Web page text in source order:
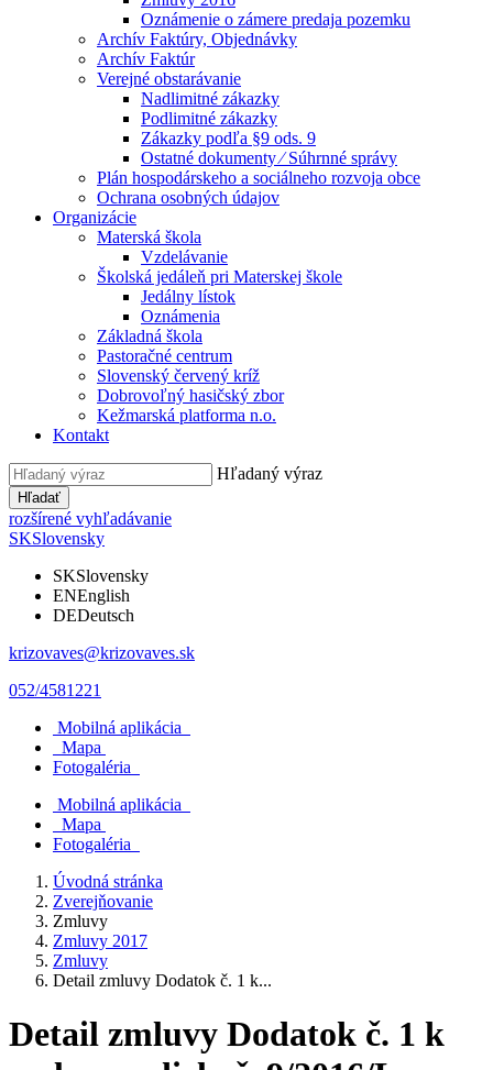
Oznámenie o zámere predaja pozemku
Archív Faktúry, Objednávky
Archív Faktúr
Verejné obstarávanie
Nadlimitné zákazky
Podlimitné zákazky
Zákazky podľa §9 ods. 9
Ostatné dokumenty ⁄ Súhrnné správy
Plán hospodárskeho a sociálneho rozvoja obce
Ochrana osobných údajov
Organizácie
Materská škola
Vzdelávanie
Školská jedáleň pri Materskej škole
Jedálny lístok
Oznámenia
Základná škola
Pastoračné centrum
Slovenský červený kríž
Dobrovoľný hasičský zbor
Kežmarská platforma n.o.
Kontakt
Hľadaný výraz
Hľadať
rozšírené vyhľadávanie
SKSlovensky
SKSlovensky
ENEnglish
DEDeutsch
krizovaves@krizovaves.sk
052/4581221
Mobilná aplikácia
Mapa
Fotogaléria
Mobilná aplikácia
Mapa
Fotogaléria
Úvodná stránka
Zverejňovanie
Zmluvy
Zmluvy 2017
Zmluvy
Detail zmluvy Dodatok č. 1 k...
Detail zmluvy Dodatok č. 1 k